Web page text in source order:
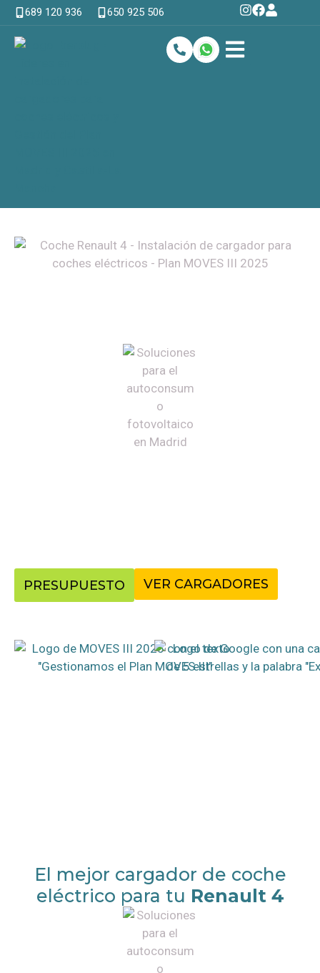
689 120 936 650 925 506
PRESUPUESTO VER CARGADORES
El mejor cargador de coche
eléctrico para tu Renault 4